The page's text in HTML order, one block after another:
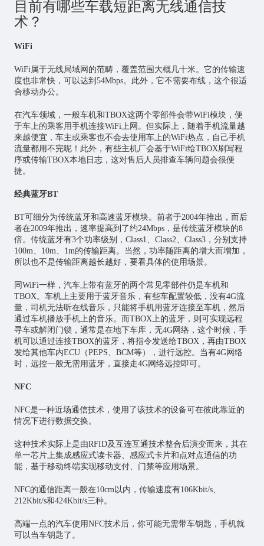
目前有哪些车载短距离无线通信技
术？
WiFi
WiFi属于无线局域网的范畴，覆盖范围大概几十米。它的传输速
度也非常快，可以达到54Mbps。此外，它不需要布线，这个很适
合移动办公。
在汽车领域，一般车机和TBOX这两个零部件会带WiFi模块，便
于车上的乘客用手机连接WiFi上网。但实际上，随着手机流量越
来越便宜，车主或乘客也不会去使用车上的WiFi热点，自己手机
流量都用不完呢！此外，有些主机厂会基于WiFi给TBOX刷写程
序或传输TBOX本地日志，这对售后人员排查车辆问题会很便
捷。
经典蓝牙BT
BT可细分为传统蓝牙和高速蓝牙模块。前者于2004年推出，而后
者在2009年推出，速率提高到了约24Mbps，是传统蓝牙模块的8
倍。传统蓝牙有3个功率级别，Class1、Class2、Class3，分别支持
100m、10m、1m的传输距离。当然，功率随距离的增大而增加，
所以也不是传输距离越长越好，要看具体的使用场景。
同WiFi一样，汽车上带有蓝牙的两个常见零部件仍是车机和
TBOX。车机上主要用于蓝牙音乐，有些车配置较低，没有4G流
量，司机无法听在线音乐，只能将手机用蓝牙连接至车机，然后
通过车机播放手机上的音乐。而TBOX上的蓝牙，则可实现远程
寻车或解闭门锁，通常是在地下车库，无4G网络，这个时候，手
机可以通过连接TBOX的蓝牙，将指令发送给TBOX，再由TBOX
发给其他车内ECU（PEPS、BCM等），进行远控。当有4G网络
时，远控一般无需用蓝牙，直接走4G网络远控即可。
NFC
NFC是一种近场通信技术，使用了该技术的设备可在彼此靠近的
情况下进行数据交换。
这种技术实际上是由RFID及互连互通技术整合后演变而来，其在
单一芯片上集成感应式读卡器、感应式卡片和点对点通信的功
能，基于移动终端实现移动支付、门禁等应用场景。
NFC的通信距离一般在10cm以内，传输速度有106Kbit/s、
212Kbit/s和424Kbit/s三种。
高端一点的汽车使用NFC技术后，你可能无需带车钥匙，手机就
可以当车钥匙了。